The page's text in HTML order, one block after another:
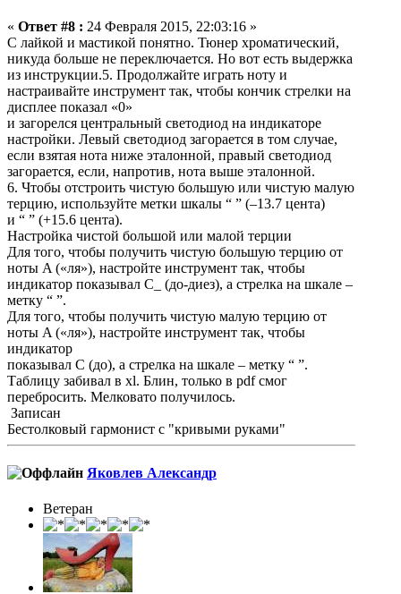
« Ответ #8 : 24 Февраля 2015, 22:03:16 »
С лайкой и мастикой понятно. Тюнер хроматический,
никуда больше не переключается. Но вот есть выдержка
из инструкции.5. Продолжайте играть ноту и
настраивайте инструмент так, чтобы кончик стрелки на
дисплее показал «0»
и загорелся центральный светодиод на индикаторе
настройки. Левый светодиод загорается в том случае,
если взятая нота ниже эталонной, правый светодиод
загорается, если, напротив, нота выше эталонной.
6. Чтобы отстроить чистую большую или чистую малую
терцию, используйте метки шкалы “ ” (–13.7 цента)
и “ ” (+15.6 цента).
Настройка чистой большой или малой терции
Для того, чтобы получить чистую большую терцию от
ноты A («ля»), настройте инструмент так, чтобы
индикатор показывал C_ (до-диез), а стрелка на шкале –
метку “ ”.
Для того, чтобы получить чистую малую терцию от
ноты A («ля»), настройте инструмент так, чтобы
индикатор
показывал C (до), а стрелка на шкале – метку “ ”.
Таблицу забивал в xl. Блин, только в pdf смог
перебросить. Мелковато получилось.
Записан
Бестолковый гармонист с "кривыми руками"
Яковлев Александр
Ветеран